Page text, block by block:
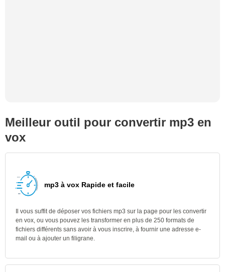
Meilleur outil pour convertir mp3 en
vox
mp3 à vox Rapide et facile
Il vous suffit de déposer vos fichiers mp3 sur la page pour les convertir
en vox, ou vous pouvez les transformer en plus de 250 formats de
fichiers différents sans avoir à vous inscrire, à fournir une adresse e-
mail ou à ajouter un filigrane.